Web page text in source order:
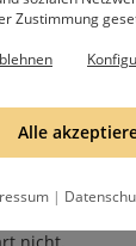
es sich
kein
abziehen, auf
Zustimmung
Alle
|